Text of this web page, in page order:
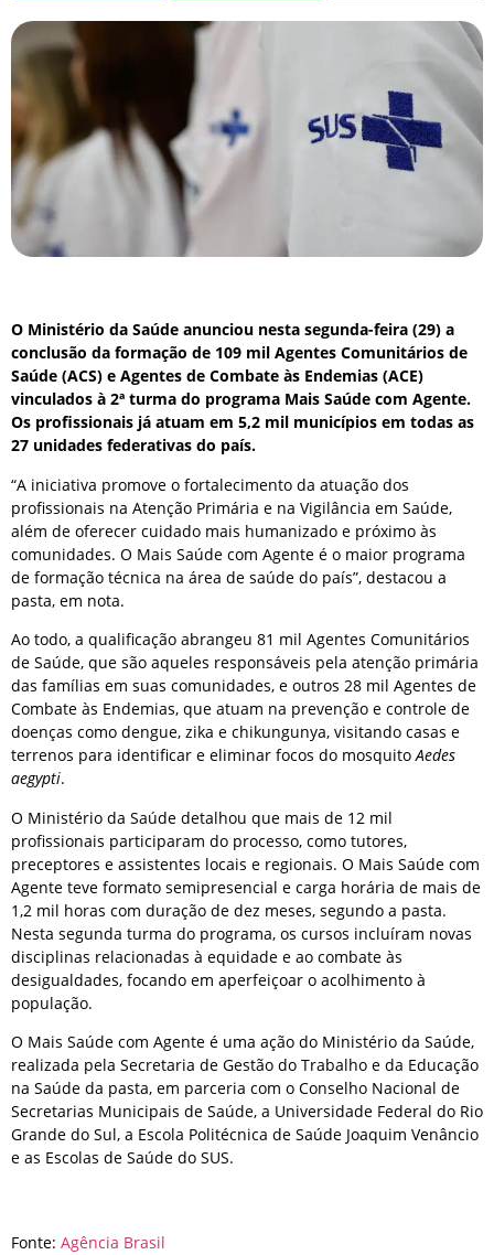
O Ministério da Saúde anunciou nesta segunda-feira (29) a
conclusão da formação de 109 mil Agentes Comunitários de
Saúde (ACS) e Agentes de Combate às Endemias (ACE)
vinculados à 2ª turma do programa Mais Saúde com Agente.
Os profissionais já atuam em 5,2 mil municípios em todas as
27 unidades federativas do país.
“A iniciativa promove o fortalecimento da atuação dos
profissionais na Atenção Primária e na Vigilância em Saúde,
além de oferecer cuidado mais humanizado e próximo às
comunidades. O Mais Saúde com Agente é o maior programa
de formação técnica na área de saúde do país”, destacou a
pasta, em nota.
Ao todo, a qualificação abrangeu 81 mil Agentes Comunitários
de Saúde, que são aqueles responsáveis pela atenção primária
das famílias em suas comunidades, e outros 28 mil Agentes de
Combate às Endemias, que atuam na prevenção e controle de
doenças como dengue, zika e chikungunya, visitando casas e
terrenos para identificar e eliminar focos do mosquitoAedes
aegypti.
O Ministério da Saúde detalhou que mais de 12 mil
profissionais participaram do processo, como tutores,
preceptores e assistentes locais e regionais. O Mais Saúde com
Agente teve formato semipresencial e carga horária de mais de
1,2 mil horas com duração de dez meses, segundo a pasta.
Nesta segunda turma do programa, os cursos incluíram novas
disciplinas relacionadas à equidade e ao combate às
desigualdades, focando em aperfeiçoar o acolhimento à
população.
O Mais Saúde com Agente é uma ação do Ministério da Saúde,
realizada pela Secretaria de Gestão do Trabalho e da Educação
na Saúde da pasta, em parceria com o Conselho Nacional de
Secretarias Municipais de Saúde, a Universidade Federal do Rio
Grande do Sul, a Escola Politécnica de Saúde Joaquim Venâncio
e as Escolas de Saúde do SUS.
Fonte: Agência Brasil